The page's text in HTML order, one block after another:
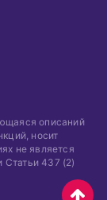
описаний
носит
не является
Статьи 437 (2)